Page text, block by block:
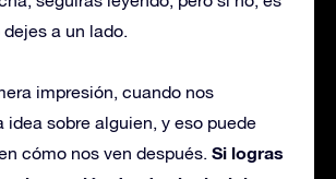
a un lado.
impresión, cuando nos
idea sobre alguien, y eso puede
cómo nos ven después. Si logras